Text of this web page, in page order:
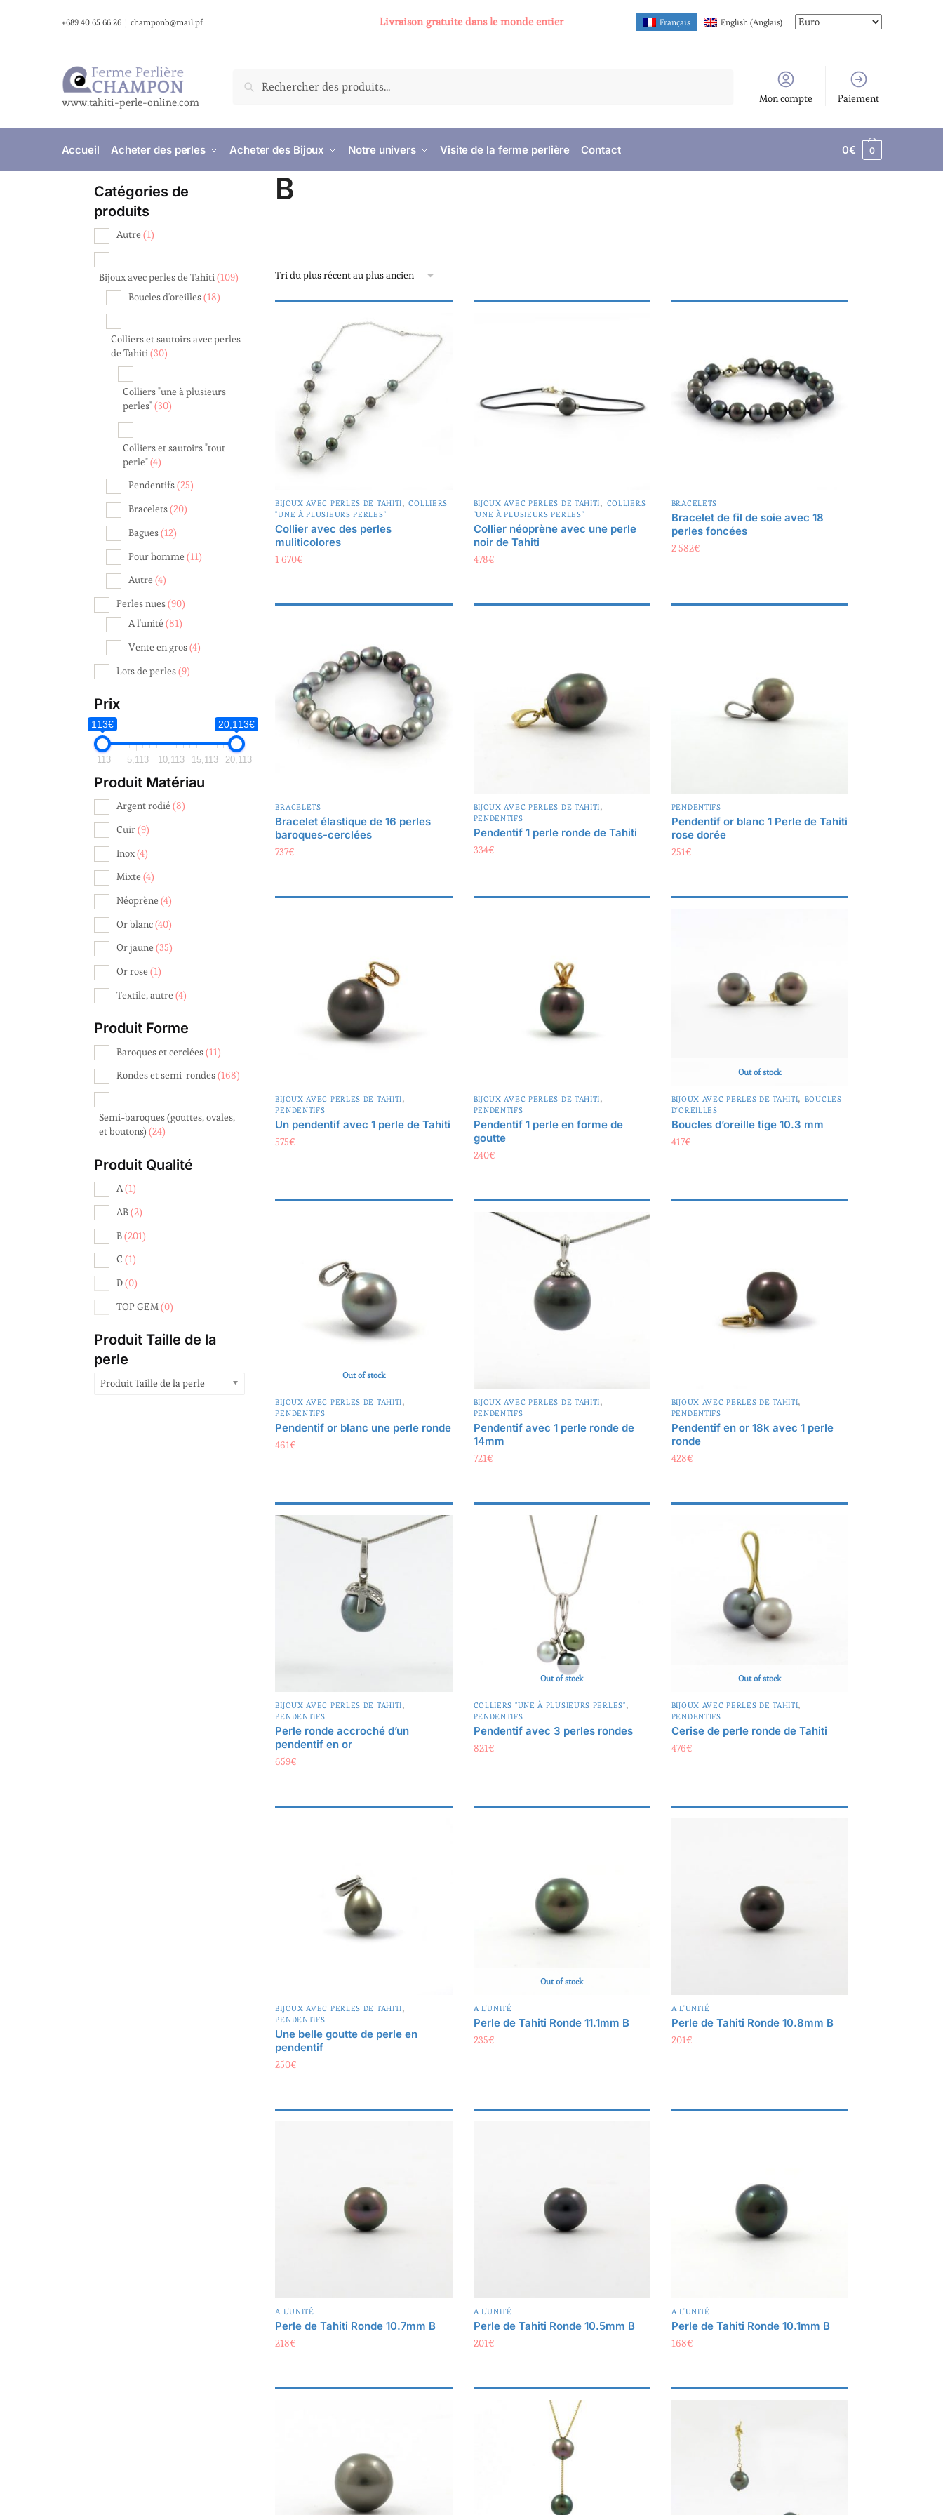
+689 40 65 66 26 | champonb@mail.pf Livraison gratuite dans le monde entier Français English(Anglais)
www.tahiti-perle-online.com
Recherche
Mon compte Paiement
Accueil Acheter des perles Acheter des Bijoux Notre univers Visite de la ferme perlière Contact 0€ 0
B
BIJOUX AVEC PERLES DE TAHITI,COLLIERS
"UNE À PLUSIEURS PERLES"
Collier avec des perles
muliticolores
1 670€
BIJOUX AVEC PERLES DE TAHITI, COLLIERS
"UNE À PLUSIEURS PERLES"
Collier néoprène avec une perle
noir de Tahiti
478€
BRACELETS
Bracelet de fil de soie avec 18
perles foncées
2 582€
BRACELETS
Bracelet élastique de 16 perles
baroques-cerclées
737€
BIJOUX AVEC PERLES DE TAHITI,
PENDENTIFS
Pendentif 1 perle ronde de Tahiti
334€
PENDENTIFS
Pendentif or blanc 1 Perle de Tahiti
rose dorée
251€
BIJOUX AVEC PERLES DE TAHITI,
PENDENTIFS
Un pendentif avec 1 perle de Tahiti
575€
BIJOUX AVEC PERLES DE TAHITI,
PENDENTIFS
Pendentif 1 perle en forme de
goutte
240€
Out of stock
BIJOUX AVEC PERLES DE TAHITI, BOUCLES
D'OREILLES
Boucles d’oreille tige 10.3 mm
417€
Out of stock
BIJOUX AVEC PERLES DE TAHITI,
PENDENTIFS
Pendentif or blanc une perle ronde
461€
BIJOUX AVEC PERLES DE TAHITI,
PENDENTIFS
Pendentif avec 1 perle ronde de
14mm
721€
BIJOUX AVEC PERLES DE TAHITI,
PENDENTIFS
Pendentif en or 18k avec 1 perle
ronde
428€
BIJOUX AVEC PERLES DE TAHITI,
PENDENTIFS
Perle ronde accroché d’un
pendentif en or
659€
Out of stock
COLLIERS "UNE À PLUSIEURS PERLES",
PENDENTIFS
Pendentif avec 3 perles rondes
821€
Out of stock
BIJOUX AVEC PERLES DE TAHITI,
PENDENTIFS
Cerise de perle ronde de Tahiti
476€
BIJOUX AVEC PERLES DE TAHITI,
PENDENTIFS
Une belle goutte de perle en
pendentif
250€
Out of stock
A L'UNITÉ
Perle de Tahiti Ronde 11.1mm B
235€
A L'UNITÉ
Perle de Tahiti Ronde 10.8mm B
201€
A L'UNITÉ
Perle de Tahiti Ronde 10.7mm B
218€
A L'UNITÉ
Perle de Tahiti Ronde 10.5mm B
201€
A L'UNITÉ
Perle de Tahiti Ronde 10.1mm B
168€
Catégories de
produits
Autre (1)
Bijoux avec perles de Tahiti(109)
Boucles d'oreilles(18)
Colliers et sautoirs avec perles
de Tahiti(30)
Colliers "une à plusieurs
perles"(30)
Colliers et sautoirs "tout
perle"(4)
Pendentifs(25)
Bracelets(20)
Bagues(12)
Pour homme (11)
Autre (4)
Perles nues(90)
A l'unité (81)
Vente en gros(4)
Lots de perles(9)
Prix
113€ 20,113€
113 5,113 10,113 15,113 20,113
Produit Matériau
Argent rodié (8)
Cuir(9)
Inox(4)
Mixte (4)
Néoprène (4)
Or blanc(40)
Or jaune (35)
Or rose (1)
Textile, autre (4)
Produit Forme
Baroques et cerclées(11)
Rondes et semi-rondes(168)
Semi-baroques (gouttes, ovales,
et boutons) (24)
Produit Qualité
A(1)
AB(2)
B(201)
C (1)
D(0)
TOP GEM(0)
Produit Taille de la
perle
Produit Taille de la perle